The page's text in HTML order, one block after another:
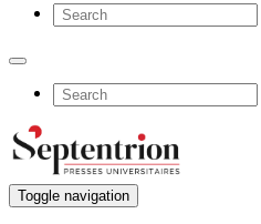
Toggle navigation